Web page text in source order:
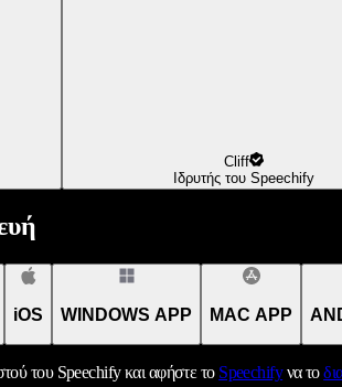
Cliff
Ιδρυτής του Speechify
iOS WINDOWS APP MAC APP
του Speechify και αφήστε το Speechifyνα το